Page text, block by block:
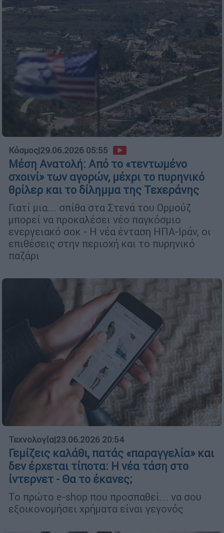
Κόσμος|29.06.2026 05:55
Μέση Ανατολή: Από το «τεντωμένο
σχοινί» των αγορών, μέχρι το πυρηνικό
θρίλερ και το δίλημμα της Τεχεράνης
Γιατί μια... σπίθα στα Στενά του Ορμούζ
μπορεί να προκαλέσει νέο παγκόσμιο
ενεργειακό σοκ - Η νέα ένταση ΗΠΑ-Ιράν, οι
επιθέσεις στην περιοχή και το πυρηνικό
παζάρι
Τεχνολογία|23.06.2026 20:54
Γεμίζεις καλάθι, πατάς «παραγγελία» και
δεν έρχεται τίποτα: Η νέα τάση στο
ίντερνετ - Θα το έκανες;
Το πρώτο e-shop που προσπαθεί... να σου
εξοικονομήσει χρήματα είναι γεγονός